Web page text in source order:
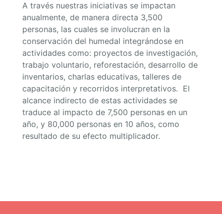
A través nuestras iniciativas se impactan
anualmente, de manera directa 3,500
personas, las cuales se involucran en la
conservación del humedal integrándose en
actividades como: proyectos de investigación,
trabajo voluntario, reforestación, desarrollo de
inventarios, charlas educativas, talleres de
capacitación y recorridos interpretativos. El
alcance indirecto de estas actividades se
traduce al impacto de 7,500 personas en un
año, y 80,000 personas en 10 años, como
resultado de su efecto multiplicador.